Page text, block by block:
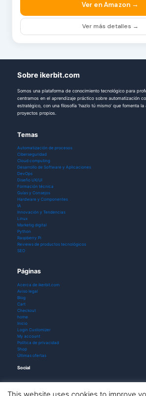
Ver en Amazon →
Ver más detalles →
Sobre ikerbit.com
Somos una plataforma de conocimiento tecnológico para
centramos en el aprendizaje práctico sobre automatización
estratégico, con una filosofía 'hazlo tú mismo' que fomenta la
proyectos propios.
Temas
Automatización de procesos
Ciberseguridad
Cloud computing
Desarrollo de Software y Aplicaciones
DevOps
Diseño UX/UI
Formación técnica
Guías y Consejos
Hardware y Componentes
IA
Innovación y Tendencias
Linux
Marketig digital
Python
Raspberry Pi
Reviews de productos tecnológicos
SEO
Páginas
Acerca de ikerbit.com
Aviso legal
Blog
Cart
Checkout
home
Inicio
Login Customizer
My account
Política de privacidad
Shop
Últimas ofertas
Social